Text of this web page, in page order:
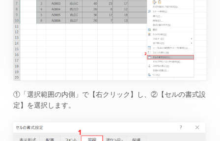
①「選択範囲の内側」で【右クリック】し、②【セルの書式設
定】を選択します。